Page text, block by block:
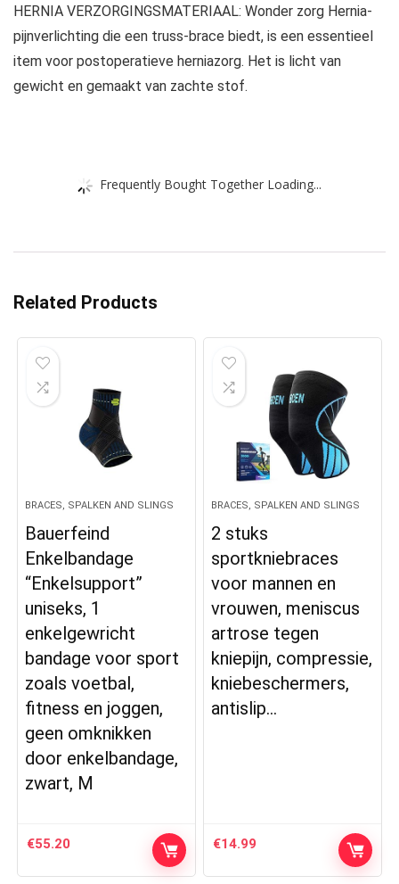
HERNIA VERZORGINGSMATERIAAL: Wonder zorg Hernia-
pijnverlichting die een truss-brace biedt, is een essentieel
item voor postoperatieve herniazorg. Het is licht van
gewicht en gemaakt van zachte stof.
Frequently Bought Together Loading...
Related Products
BRACES, SPALKEN AND SLINGS
Bauerfeind
Enkelbandage
“Enkelsupport”
uniseks, 1
enkelgewricht
bandage voor sport
zoals voetbal,
fitness en joggen,
geen omknikken
door enkelbandage,
zwart, M
€55.20
BRACES, SPALKEN AND SLINGS
2 stuks
sportkniebraces
voor mannen en
vrouwen, meniscus
artrose tegen
kniepijn, compressie,
kniebeschermers,
antislip…
€14.99